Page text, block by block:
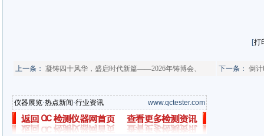
[打
上一条： 凝铸四十风华，盛启时代新篇——2026年铸博会、 下一条： 倒计
仪器展览·热点新闻·行业资讯 www.qctester.com